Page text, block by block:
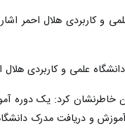
و کاربردی هلال احمر
آموزش و دریافت مدرک